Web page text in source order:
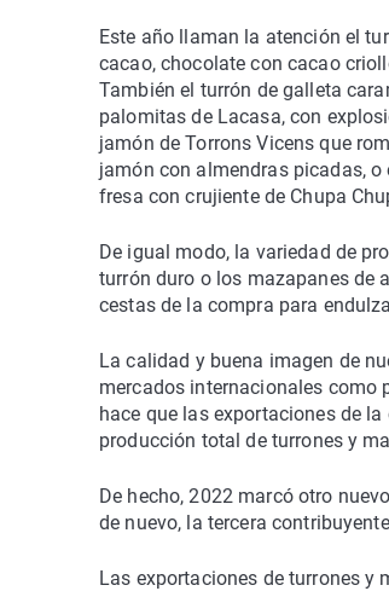
Este año llaman la atención el
cacao, chocolate con cacao
También el turrón de galleta
palomitas de Lacasa, con
jamón de Torrons Vicens que
jamón con almendras picadas,
fresa con crujiente de Chupa
De igual modo, la variedad de
turrón duro o los mazapanes de
cestas de la compra para
La calidad y buena imagen de
mercados internacionales como
hace que las exportaciones de
producción total de turrones y
De hecho, 2022 marcó otro
de nuevo, la tercera
Las exportaciones de turrones y